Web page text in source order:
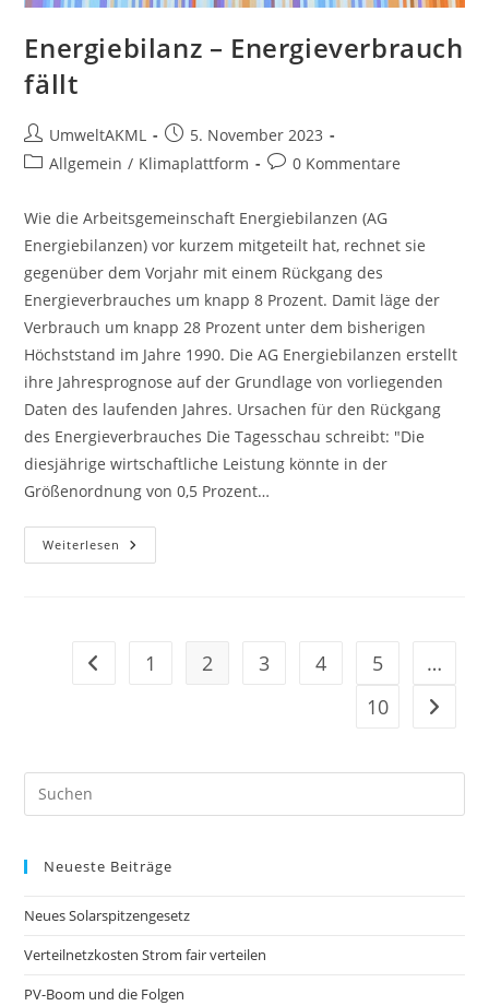
Energiebilanz – Energieverbrauch
fällt
Beitrags-
Autor:
UmweltAKML
Beitrag
veröffentlicht:
5. November 2023
Beitrags-
Allgemein / Klimaplattform
Beitrags-
0 Kommentare
Wie die Arbeitsgemeinschaft Energiebilanzen (AG
Energiebilanzen) vor kurzem mitgeteilt hat, rechnet sie
gegenüber dem Vorjahr mit einem Rückgang des
Energieverbrauches um knapp 8 Prozent. Damit läge der
Verbrauch um knapp 28 Prozent unter dem bisherigen
Höchststand im Jahre 1990. Die AG Energiebilanzen erstellt
ihre Jahresprognose auf der Grundlage von vorliegenden
Daten des laufenden Jahres. Ursachen für den Rückgang
des Energieverbrauches Die Tagesschau schreibt: "Die
diesjährige wirtschaftliche Leistung könnte in der
Größenordnung von 0,5 Prozent…
Weiterlesen Energiebilanz
–
Zur vorherigen Seite
1 2 3 4 5
…
10
Zur
Neueste Beiträge
Neues Solarspitzengesetz
Verteilnetzkosten Strom fair verteilen
PV-Boom und die Folgen